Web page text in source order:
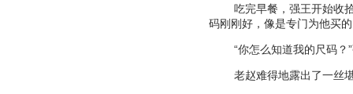
吃完早餐，强王开始收
码刚刚好，像是专门为他买
“你怎么知道我的尺码？”
老赵难得地露出了一丝